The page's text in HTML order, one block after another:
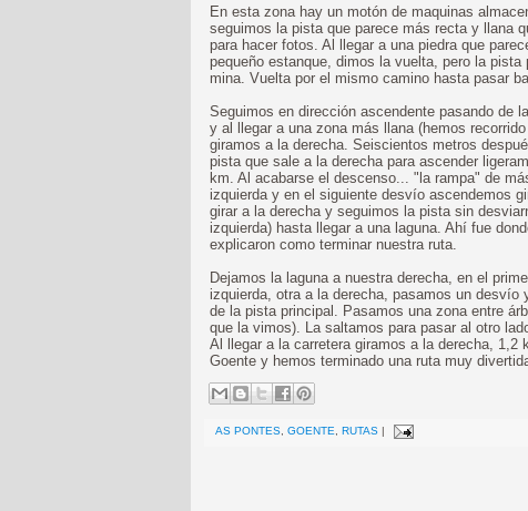
En esta zona hay un motón de maquinas
seguimos la pista que parece más recta y llana
para hacer fotos. Al llegar a una piedra que
pequeño estanque, dimos la vuelta, pero la
mina. Vuelta por el mismo camino hasta pasar
Seguimos en dirección ascendente pasando de
y al llegar a una zona más llana (hemos
giramos a la derecha. Seiscientos metros
pista que sale a la derecha para ascender
km. Al acabarse el descenso... "la rampa" de
izquierda y en el siguiente desvío ascendemos
girar a la derecha y seguimos la pista sin
izquierda) hasta llegar a una laguna. Ahí fue
explicaron como terminar nuestra ruta.
Dejamos la laguna a nuestra derecha, en el
izquierda, otra a la derecha, pasamos un
de la pista principal. Pasamos una zona entre
que la vimos). La saltamos para pasar al otro
Al llegar a la carretera giramos a la derecha,
Goente y hemos terminado una ruta muy
AS PONTES GOENTE RUTAS |